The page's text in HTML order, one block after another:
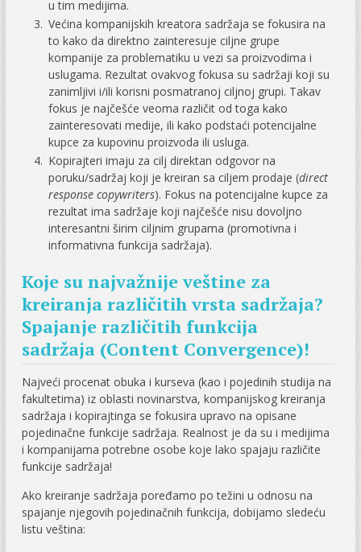
u tim medijima.
Većina kompanijskih kreatora sadržaja se fokusira na
to kako da direktno zainteresuje ciljne grupe
kompanije za problematiku u vezi sa proizvodima i
uslugama. Rezultat ovakvog fokusa su sadržaji koji su
zanimljivi i/ili korisni posmatranoj ciljnoj grupi. Takav
fokus je najčešće veoma različit od toga kako
zainteresovati medije, ili kako podstaći potencijalne
kupce za kupovinu proizvoda ili usluga.
Kopirajteri imaju za cilj direktan odgovor na
poruku/sadržaj koji je kreiran sa ciljem prodaje (direct
response copywriters). Fokus na potencijalne kupce za
rezultat ima sadržaje koji najčešće nisu dovoljno
interesantni širim ciljnim grupama (promotivna i
informativna funkcija sadržaja).
Koje su najvažnije veštine za
kreiranja različitih vrsta sadržaja?
Spajanje različitih funkcija
sadržaja (Content Convergence)!
Najveći procenat obuka i kurseva (kao i pojedinih studija na
fakultetima) iz oblasti novinarstva, kompanijskog kreiranja
sadržaja i kopirajtinga se fokusira upravo na opisane
pojedinačne funkcije sadržaja. Realnost je da su i medijima
i kompanijama potrebne osobe koje lako spajaju različite
funkcije sadržaja!
Ako kreiranje sadržaja poređamo po težini u odnosu na
spajanje njegovih pojedinačnih funkcija, dobijamo sledeću
listu veština: